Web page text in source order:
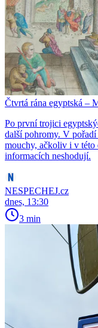
Čtvrtá rána egyptská –
Po první trojici
další pohromy. V
mouchy, ačkoliv i v této
informacích neshodují.
NESPECHEJ.cz
dnes, 13:30
3 min